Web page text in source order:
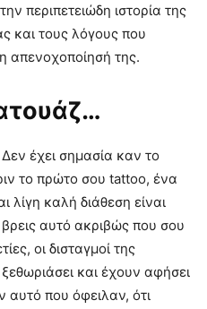
περιπετειώδη ιστορία της
και τους λόγους που
απενοχοποίησή της.
έχει σημασία καν το
το πρώτο σου tattoo, ένα
λίγη καλή διάθεση είναι
αυτό ακριβώς που σου
οι δισταγμοί της
και έχουν αφήσει
αυτό που όφειλαν, ότι